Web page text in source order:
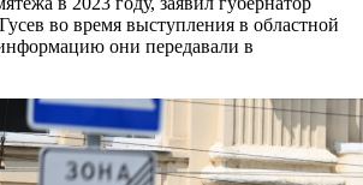
во время выступления в областной
они передавали в